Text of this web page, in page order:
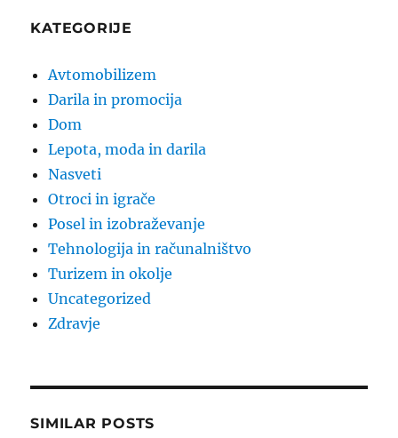
KATEGORIJE
Avtomobilizem
Darila in promocija
Dom
Lepota, moda in darila
Nasveti
Otroci in igrače
Posel in izobraževanje
Tehnologija in računalništvo
Turizem in okolje
Uncategorized
Zdravje
SIMILAR POSTS